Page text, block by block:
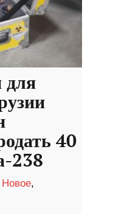
для
40
238
Новое,